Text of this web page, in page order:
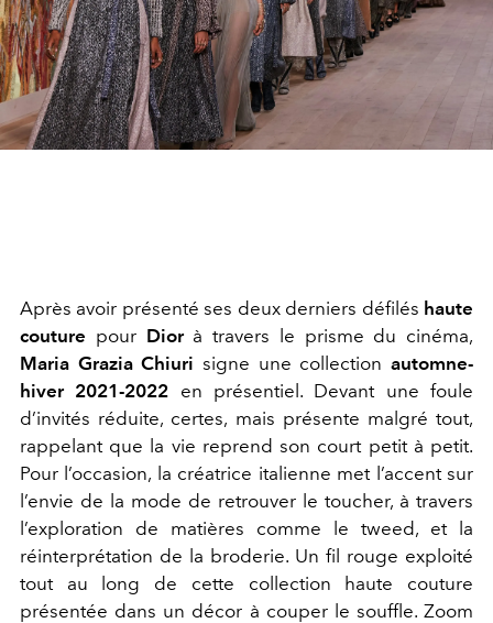
Après avoir présenté ses deux derniers défilés haute
couture pour Diorà travers le prisme du cinéma,
Maria Grazia Chiuri signe une collectionautomne-
hiver 2021-2022 en présentiel. Devant une foule
d’invités réduite, certes, mais présente malgré tout,
rappelant que la vie reprend son court petit à petit.
Pour l’occasion, la créatrice italienne met l’accent sur
l’envie de la mode de retrouver le toucher, à travers
l’exploration de matières comme le tweed, et la
réinterprétation de la broderie. Un fil rouge exploité
tout au long de cette collection haute couture
présentée dans un décor à couper le souffle. Zoom